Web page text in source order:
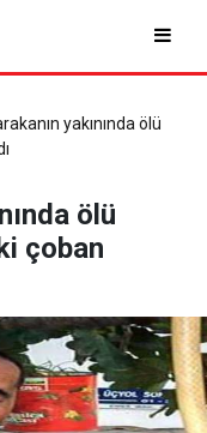
yakınında ölü
ölü
çoban